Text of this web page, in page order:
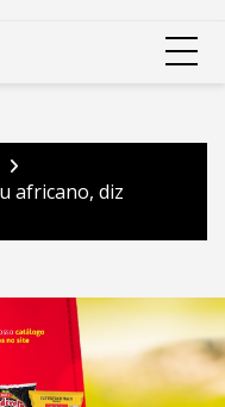
africano, diz